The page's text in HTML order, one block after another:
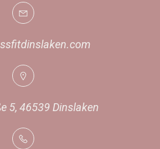
5, 46539 Dinslaken